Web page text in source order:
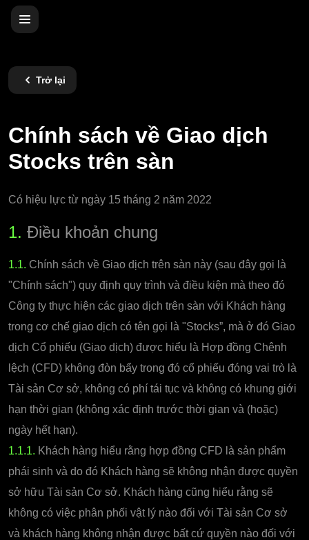
Trở lại
Chính sách về Giao dịch
Stocks trên sàn
Có hiệu lực từ ngày 15 tháng 2 năm 2022
1. Điều khoản chung
1.1. Chính sách về Giao dịch trên sàn này (sau đây gọi là
"Chính sách") quy định quy trình và điều kiện mà theo đó
Công ty thực hiện các giao dịch trên sàn với Khách hàng
trong cơ chế giao dịch có tên gọi là "Stocks”, mà ở đó Giao
dịch Cổ phiếu (Giao dịch) được hiểu là Hợp đồng Chênh
lệch (CFD) không đòn bẩy trong đó cổ phiếu đóng vai trò là
Tài sản Cơ sở, không có phí tái tục và không có khung giới
hạn thời gian (không xác định trước thời gian và (hoặc)
ngày hết hạn).
1.1.1. Khách hàng hiểu rằng hợp đồng CFD là sản phẩm
phái sinh và do đó Khách hàng sẽ không nhận được quyền
sở hữu Tài sản Cơ sở. Khách hàng cũng hiểu rằng sẽ
không có việc phân phối vật lý nào đối với Tài sản Cơ sở
và khách hàng không nhận được bất cứ quyền nào đối với